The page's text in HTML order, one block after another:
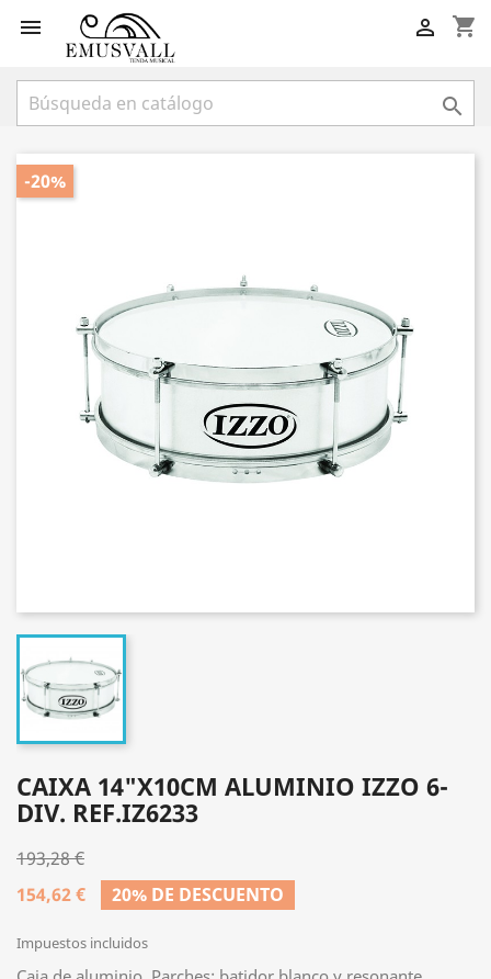
 shopping_cart


-20%
CAIXA 14"X10CM ALUMINIO IZZO 6-
DIV. REF.IZ6233
193,28 €
154,62 €
20% DE DESCUENTO
Impuestos incluidos